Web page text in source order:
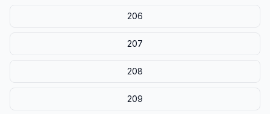
206
207
208
209